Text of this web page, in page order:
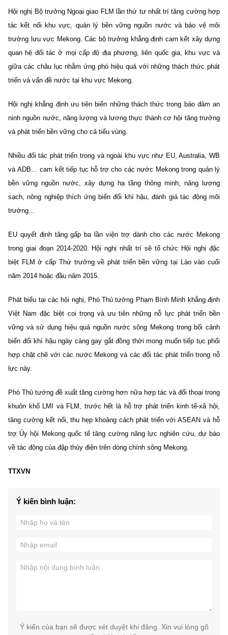
Hội nghị Bộ trưởng Ngoại giao FLM lần thứ tư nhất trí tăng cường hợp
tác kết nối khu vực, quản lý bền vững nguồn nước và bảo vệ môi
trường lưu vực Mekong. Các bộ trưởng khẳng định cam kết xây dựng
quan hệ đối tác ở mọi cấp độ địa phương, liên quốc gia, khu vực và
giữa các châu lục nhằm ứng phó hiệu quả với những thách thức phát
triển và vấn đề nước tại khu vực Mekong.
Hội nghị khẳng định ưu tiên biến những thách thức trong bảo đảm an
ninh nguồn nước, năng lượng và lương thực thành cơ hội tăng trưởng
và phát triển bền vững cho cả tiểu vùng.
Nhiều đối tác phát triển trong và ngoài khu vực như EU, Australia, WB
và ADB… cam kết tiếp tục hỗ trợ cho các nước Mekong trong quản lý
bền vững nguồn nước, xây dựng hạ tầng thông minh, năng lượng
sạch, nông nghiệp thích ứng biến đổi khí hậu, đánh giá tác động môi
trường...
EU quyết định tăng gấp ba lần viện trợ dành cho các nước Mekong
trong giai đoạn 2014-2020. Hội nghị nhất trí sẽ tổ chức Hội nghị đặc
biệt FLM ở cấp Thứ trưởng về phát triển bền vững tại Lào vào cuối
năm 2014 hoặc đầu năm 2015.
Phát biểu tại các hội nghị, Phó Thủ tướng Phạm Bình Minh khẳng định
Việt Nam đặc biệt coi trọng và ưu tiên những nỗ lực phát triển bền
vững và sử dụng hiệu quả nguồn nước sông Mekong trong bối cảnh
biến đổi khí hậu ngày càng gay gắt đồng thời mong muốn tiếp tục phối
hợp chặt chẽ với các nước Mekong và các đối tác phát triển trong nỗ
lực này.
Phó Thủ tướng đề xuất tăng cường hơn nữa hợp tác và đối thoại trong
khuôn khổ LMI và FLM, trước hết là hỗ trợ phát triển kinh tế-xã hội,
tăng cường kết nối, thu hẹp khoảng cách phát triển với ASEAN và hỗ
trợ Ủy hội Mekong quốc tế tăng cường năng lực nghiên cứu, dự báo
về tác động của đập thủy điện trên dòng chính sông Mekong.
TTXVN
Ý kiến bình luận:
Ý kiến của bạn sẽ được xét duyệt khi đăng. Xin vui lòng gõ